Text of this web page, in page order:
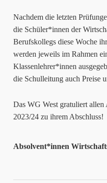
Nachdem die letzten
die Schüler*innen der
Berufskollegs diese Woche
werden jeweils im Rahmen
Klassenlehrer*innen
die Schulleitung auch Preise
Das WG West gratuliert allen
2023/24 zu ihrem Abschluss!
Absolvent*innen